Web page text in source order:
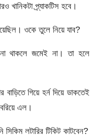
খানিকটা প্র্যাকটিস হবে।
ওকে তুলে নিয়ে যাব?
থাকলে জমেই না। তা হলে
গিয়ে হর্ন দিয়ে ডাকতেই
এল।
লটারির টিকিট কাটবেন?